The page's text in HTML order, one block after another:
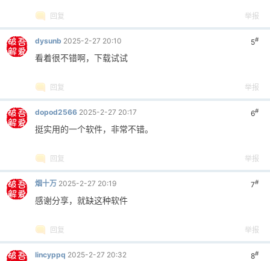
回复 举报
5#
dysunb 2025-2-27 20:10
看着很不错啊，下载试试
回复 举报
6#
dopod2566 2025-2-27 20:17
挺实用的一个软件，非常不错。
回复 举报
7#
烟十万 2025-2-27 20:19
感谢分享，就缺这种软件
回复 举报
8#
lincyppq 2025-2-27 20:32